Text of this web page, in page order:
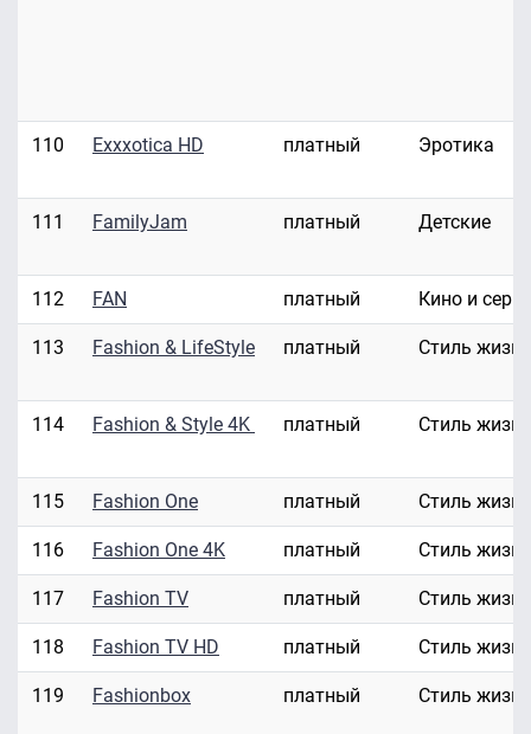
110 Exxxotica HD платный Эротика
111 FamilyJam платный Детские
112 FAN платный Кино и
113 Fashion & LifeStyle платный Стиль жизни
114 Fashion & Style 4K платный Стиль жизни
115 Fashion One платный Стиль жизни
116 Fashion One 4K платный Стиль жизни
117 Fashion TV платный Стиль жизни
118 Fashion TV HD платный Стиль жизни
119 Fashionbox платный Стиль жизни